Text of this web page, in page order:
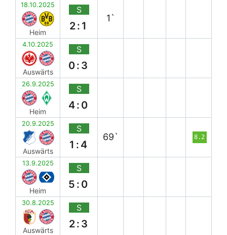
18.10.2025
Heim
S
2:1
1`
4.10.2025
Auswärts
S
0:3
26.9.2025
Heim
S
4:0
20.9.2025
Auswärts
S
1:4
69` 8.2
13.9.2025
Heim
S
5:0
30.8.2025
Auswärts
S
2:3